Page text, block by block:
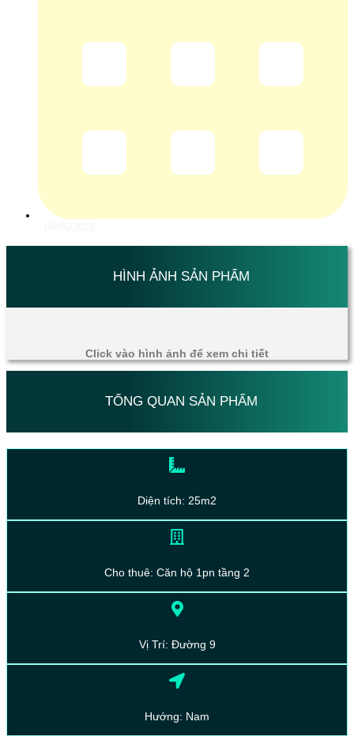
HÌNH ẢNH SẢN PHẨM
Click vào hình ảnh để xem chi tiết
TỔNG QUAN SẢN PHẨM
Diện tích: 25m2
Cho thuê: Căn hộ 1pn tầng 2
Vị Trí: Đường 9
Hướng: Nam